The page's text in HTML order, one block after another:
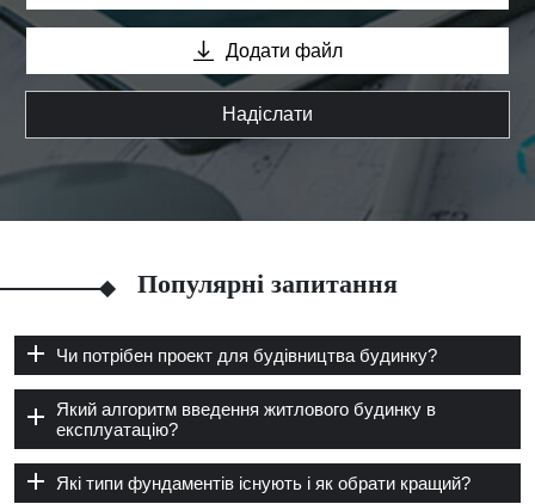
Додати файл
Надіслати
Популярні запитання
Чи потрібен проект для будівництва будинку?
Який алгоритм введення житлового будинку в
експлуатацію?
Які типи фундаментів існують і як обрати кращий?